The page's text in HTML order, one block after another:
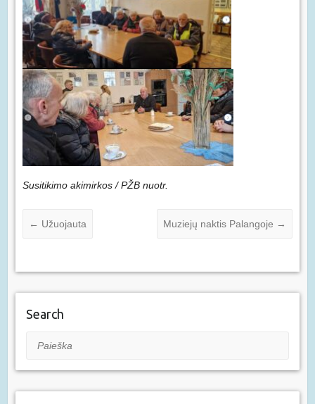
Susitikimo akimirkos / PŽB nuotr.
← Užuojauta Muziejų naktis Palangoje →
Search
Paieška